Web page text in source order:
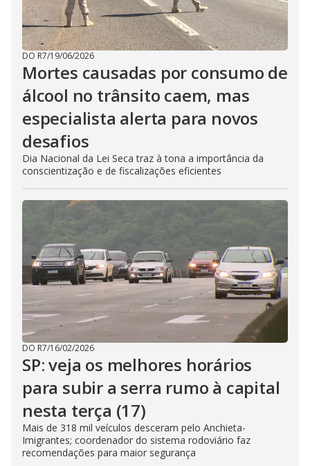
DO R7/19/06/2026
Mortes causadas por consumo de
álcool no trânsito caem, mas
especialista alerta para novos
desafios
Dia Nacional da Lei Seca traz à tona a importância da
conscientização e de fiscalizações eficientes
DO R7/16/02/2026
SP: veja os melhores horários
para subir a serra rumo à capital
nesta terça (17)
Mais de 318 mil veículos desceram pelo Anchieta-
Imigrantes; coordenador do sistema rodoviário faz
recomendações para maior segurança